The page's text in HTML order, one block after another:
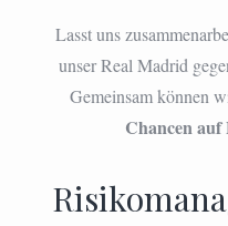
Lasst uns
unser Real Madrid
Gemeinsam können
Chancen